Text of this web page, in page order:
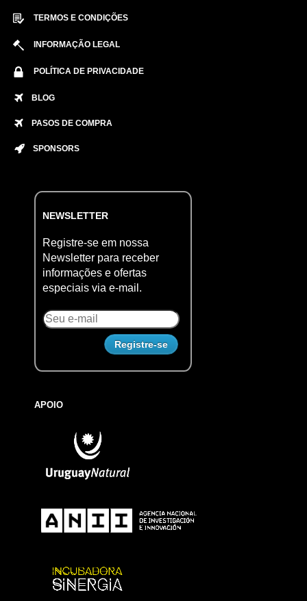
TERMOS E CONDIÇÕES
INFORMAÇÃO LEGAL
POLÍTICA DE PRIVACIDADE
BLOG
PASOS DE COMPRA
SPONSORS
NEWSLETTER
Registre-se em nossa
Newsletter para receber
informações e ofertas
especiais via e-mail.
APOIO